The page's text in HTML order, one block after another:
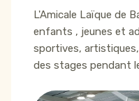
L'Amicale Laïque de
enfants , jeunes et
sportives,
des stages pendant